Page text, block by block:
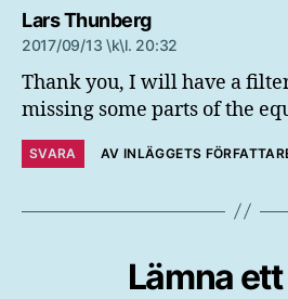
Lars Thunbergsäger:
2017/09/13 \k\l. 20:32
Thank you, I will have a
missing some parts of the
SVARA AV INLÄGGETS
Lämna